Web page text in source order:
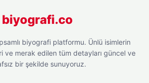
biyografi.co
biyografi platformu. Ünlü isimlerin
ve merak edilen tüm detayları güncel ve
bir şekilde sunuyoruz.